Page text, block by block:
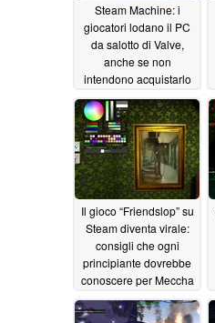
Steam Machine: i
giocatori lodano il PC
da salotto di Valve,
anche se non
intendono acquistarlo
06/18/2026
Il gioco “Friendslop” su
Steam diventa virale:
consigli che ogni
principiante dovrebbe
conoscere per Meccha
Chameleon06/18/2026